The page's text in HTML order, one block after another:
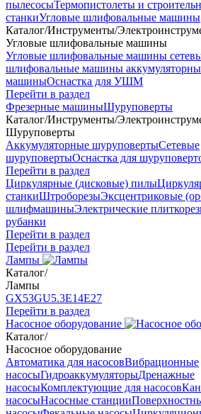
пылесосыТермопистолеты и
станкиУгловые шлифовальные машины
Каталог/Инструменты/
Угловые шлифовальные машины
Угловые шлифовальные машины
шлифовальные машины
машиныОснастка для УШМ
Перейти в раздел
Фрезерные машиныШуруповерты
Каталог/Инструменты/
Шуруповерты
Аккумуляторные шуруповертыСетевые
шуруповертыОснастка для
Перейти в раздел
Циркулярные (дисковые) пилы
станкиШтроборезыЭксцентриковые
шлифмашиныЭлектрические
рубанки
Перейти в раздел
Перейти в раздел
Лампы
Каталог/
Лампы
GX53GU5.3Е14Е27
Перейти в раздел
Насосное оборудование
Каталог/
Насосное оборудование
Автоматика для насосовВибрационные
насосыГидроаккумуляторыДренажные
насосыКомплектующие для насосов
насосыНасосные станции